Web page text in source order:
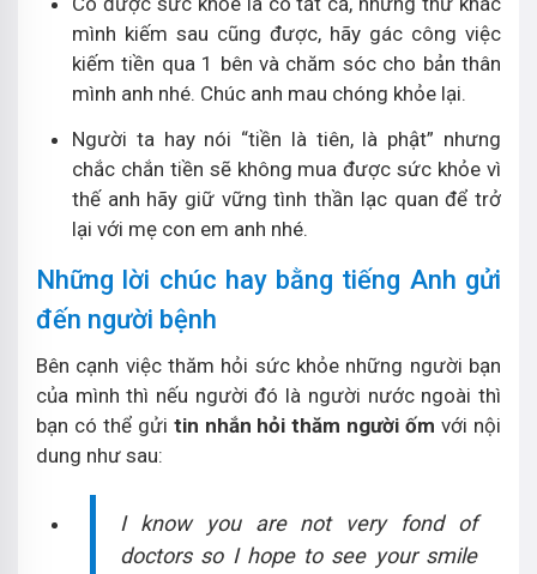
mình kiếm sau cũng được, hãy gác công việc
kiếm tiền qua 1 bên và chăm sóc cho bản thân
mình anh nhé. Chúc anh mau chóng khỏe lại.
Người ta hay nói “tiền là tiên, là phật” nhưng
chắc chắn tiền sẽ không mua được sức khỏe vì
thế anh hãy giữ vững tình thần lạc quan để trở
lại với mẹ con em anh nhé.
Những lời chúc hay bằng tiếng Anh gửi
đến người bệnh
Bên cạnh việc thăm hỏi sức khỏe những người bạn
của mình thì nếu người đó là người nước ngoài thì
bạn có thể gửi tin nhắn hỏi thăm người ốm với nội
dung như sau:
I know you are not very fond of
doctors so I hope to see your smile